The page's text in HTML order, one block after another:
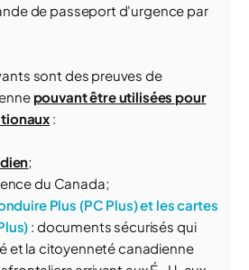
de passeport d'urgence par
sont des preuves de
pouvant être utilisées pour
:
;
du Canada;
Plus (PC Plus) et les cartes
: documents sécurisés qui
et la citoyenneté canadienne